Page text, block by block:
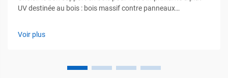
UV destinée au bois : bois massif contre panneaux
offrent une excellente durabilité ainsi qu’un attrait visuel
Voir plus